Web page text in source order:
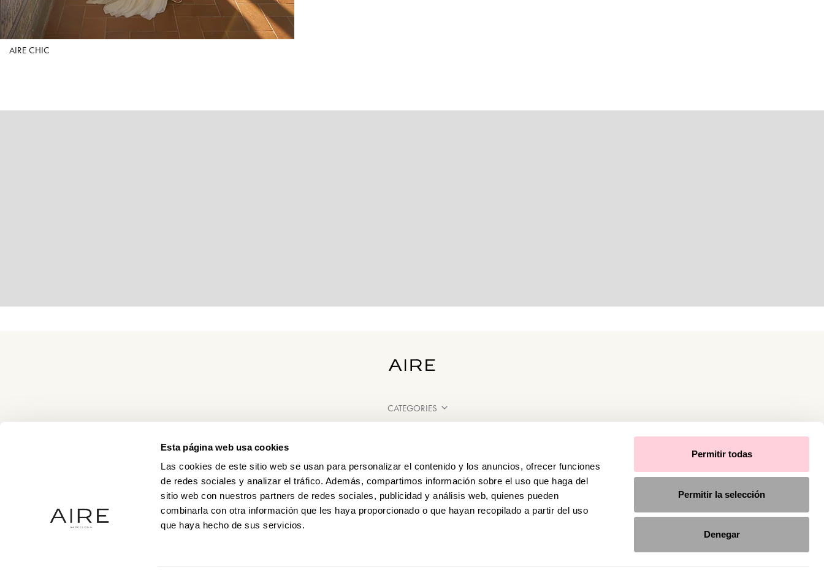
Esta página web usa cookies
Las cookies de este sitio web se usan para personalizar el contenido y los anuncios, ofrecer funciones
de redes sociales y analizar el tráfico. Además, compartimos información sobre el uso que haga del
sitio web con nuestros partners de redes sociales, publicidad y análisis web, quienes pueden
combinarla con otra información que les haya proporcionado o que hayan recopilado a partir del uso
que haya hecho de sus servicios.
Permitir todas
Permitir la selección
Denegar
AIRE CHIC
CATEGORIES
POINTS OF SALE